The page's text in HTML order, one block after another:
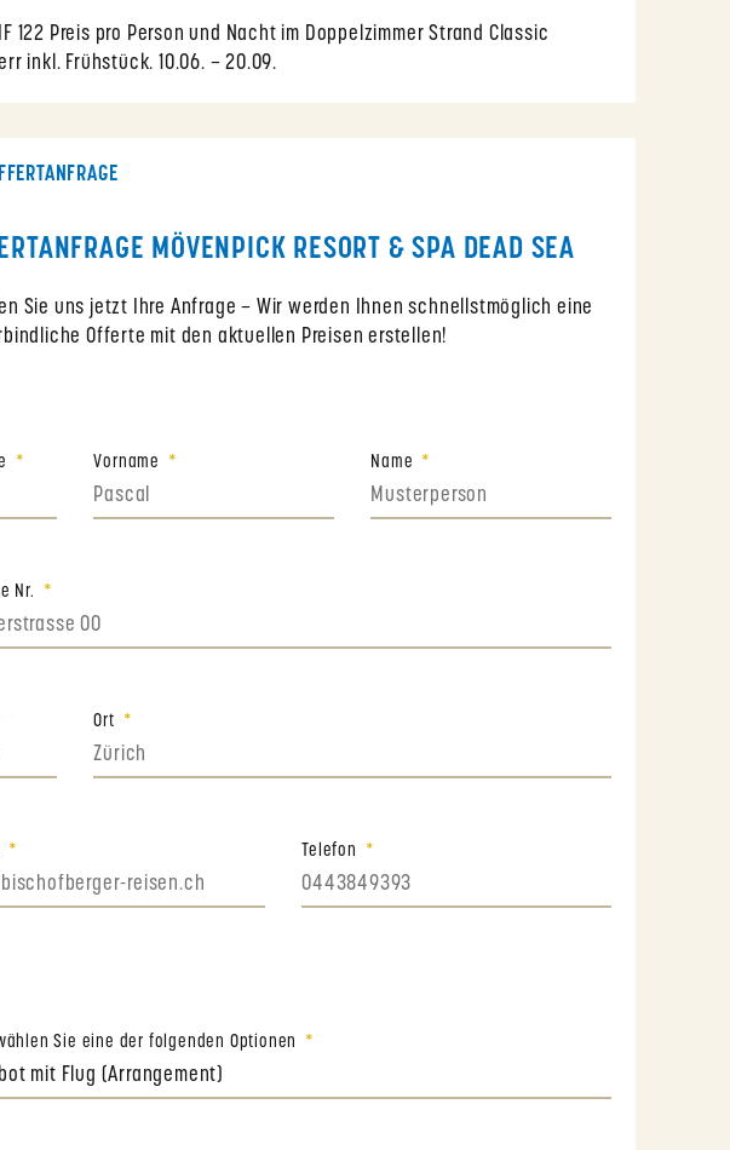
122 Preis pro Person und Nacht im Doppelzimmer Strand Classic
inkl. Frühstück. 10.06. – 20.09.
MÖVENPICK RESORT & SPA DEAD SEA
Sie uns jetzt Ihre Anfrage – Wir werden Ihnen schnellstmöglich eine
Offerte mit den aktuellen Preisen erstellen!
Vorname Name
Nr.
Ort
Telefon
Sie eine der folgenden Optionen